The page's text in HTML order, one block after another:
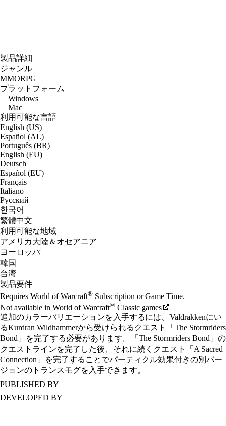
製品詳細
ジャンル
MMORPG
プラットフォーム
Windows
Mac
利用可能な言語
English (US)
Español (AL)
Português (BR)
English (EU)
Deutsch
Español (EU)
Français
Italiano
Русский
한국어
繁體中文
利用可能な地域
アメリカ大陸＆オセアニア
ヨーロッパ
韓国
台湾
製品要件
Requires World of Warcraft® Subscription or Game Time.
Not available in World of Warcraft® Classic games
追加のカラーバリエーションを入手するには、Valdrakkenにい
るKurdran Wildhammerから受けられるクエスト「The Stormriders
Bond」を完了する必要があります。「The Stormriders Bond」の
クエストラインを完了した後、それに続くクエスト「A Sacred
Connection」を完了することでパーティクル効果付きの別バー
ジョンのトランスモグを入手できます。
PUBLISHED BY
DEVELOPED BY